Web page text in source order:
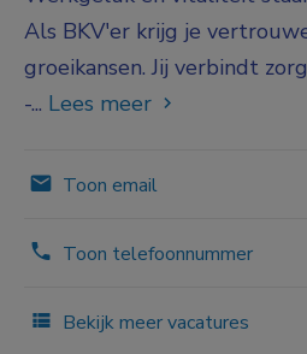
Als BKV'er krijg je
groeikansen. Jij verbindt
-... Lees meer
Toon email
Toon telefoonnummer
Bekijk meer vacatures